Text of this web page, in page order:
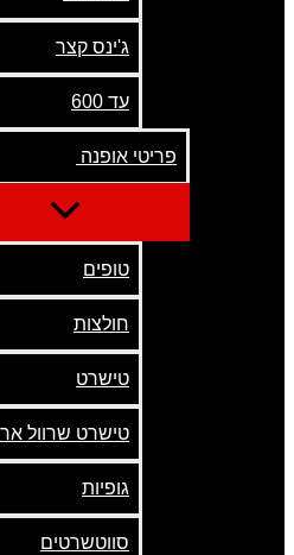
ג'ינס קצר
עד 600
פריטי אופנה
טופים
חולצות
טישרט
טישרט שרוול
גופיות
סווטשרטים